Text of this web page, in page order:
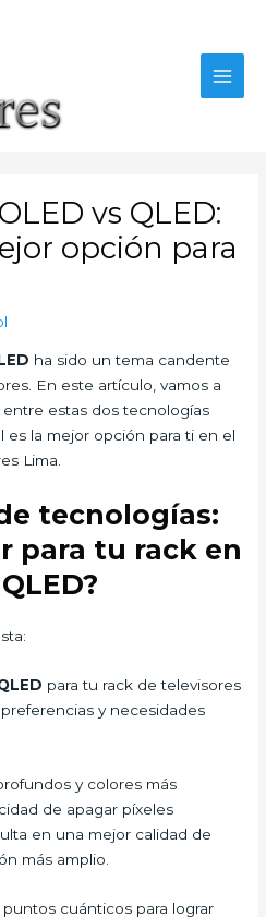
vs QLED:
opción para
ha sido un tema candente
En este artículo, vamos a
estas dos tecnologías
es la mejor opción para ti en el
Lima.
tecnologías:
para tu rack en
para tu rack de televisores
y necesidades
y colores más
de apagar píxeles
en una mejor calidad de
más amplio.
puntos cuánticos para lograr